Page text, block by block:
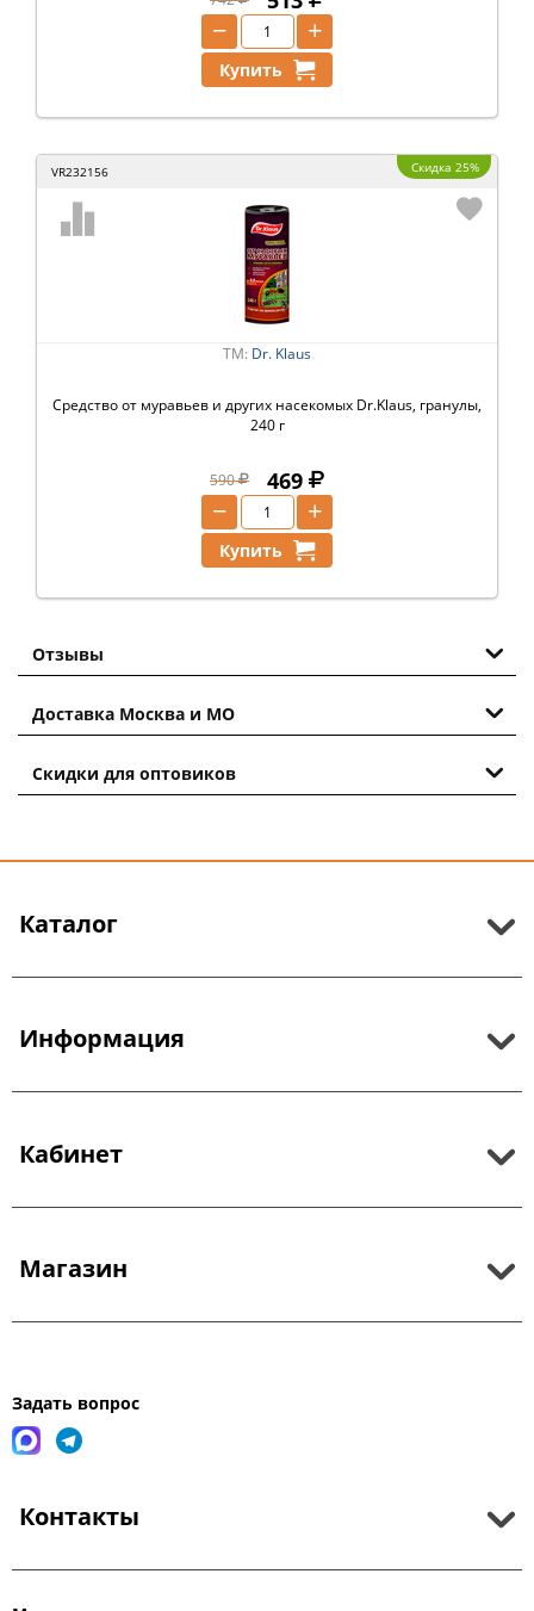
+
−
Купить
VR232156 Скидка 25%
ТМ: Dr. Klaus
Средство от муравьев и других насекомых Dr.Klaus, гранулы,
240 г
590 469
+
−
Купить
Отзывы
Доставка Москва и МО
Скидки для оптовиков
Каталог
Информация
Кабинет
Магазин
Задать вопрос
Контакты